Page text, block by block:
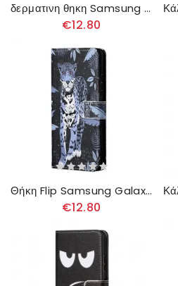
δερματινη θηκη Samsung Galaxy A13 5G με κορδονι Funky Cats Με Λουράκι
€12.80
Θήκη Flip Samsung Galaxy A13 5G με κορδονι Strappy Leopard
€12.80